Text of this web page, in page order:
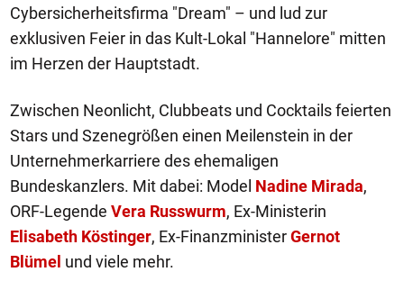
Cybersicherheitsfirma "Dream" – und lud zur
exklusiven Feier in das Kult-Lokal "Hannelore" mitten
im Herzen der Hauptstadt.
Zwischen Neonlicht, Clubbeats und Cocktails feierten
Stars und Szenegrößen einen Meilenstein in der
Unternehmerkarriere des ehemaligen
Bundeskanzlers. Mit dabei: Model Nadine Mirada,
ORF-Legende Vera Russwurm, Ex-Ministerin
Elisabeth Köstinger, Ex-FinanzministerGernot
Blümel und viele mehr.